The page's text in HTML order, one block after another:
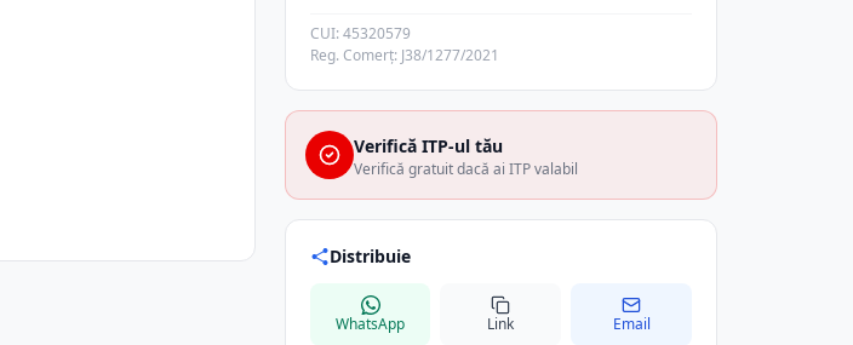
CUI: 45320579
Reg. Comerț: J38/1277/2021
Verifică ITP-ul tău
Verifică gratuit dacă ai ITP valabil
Distribuie
WhatsApp Link Email